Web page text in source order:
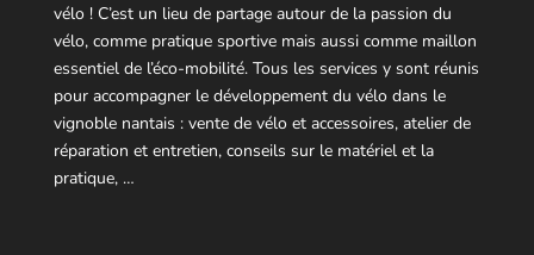
vélo ! C’est un lieu de partage autour de la passion du
vélo, comme pratique sportive mais aussi comme maillon
essentiel de l’éco-mobilité. Tous les services y sont réunis
pour accompagner le développement du vélo dans le
vignoble nantais : vente de vélo et accessoires, atelier de
réparation et entretien, conseils sur le matériel et la
pratique, …